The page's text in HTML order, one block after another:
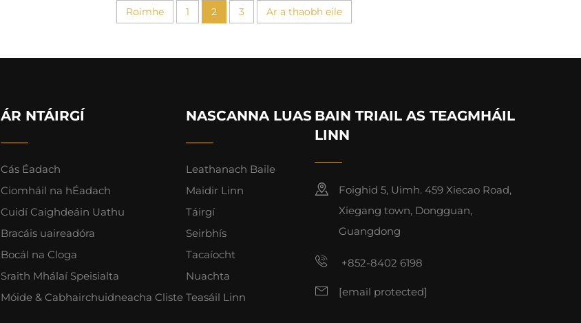
Roimhe 1 2 3 Ar a thaobh eile
ÁR NTÁIRGÍ
Cás Éadach
Ciomháil na hÉadach
Cuidí Caighdeáin Uathu
Bracáis uaireadóra
Bocál na Cloga
Sraith Mhálaí Speisialta
Móide & Cabhairchuidneacha Cliste
NASCANNA LUAS
Leathanach Baile
Maidir Linn
Táirgí
Seirbhís
Tacaíocht
Nuachta
Teasáil Linn
BAIN TRIAIL AS TEAGMHÁIL
LINN
Foighid 5, Uimh. 459 Xiecao Road,
Xiegang town, Dongguan,
Guangdong
+852-8402 6198
[email protected]